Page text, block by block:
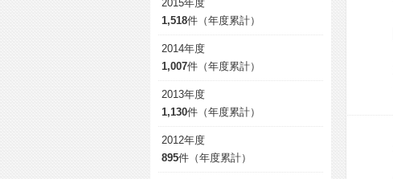
2015年度
1,518件（年度累計）
2014年度
1,007件（年度累計）
2013年度
1,130件（年度累計）
2012年度
895件（年度累計）